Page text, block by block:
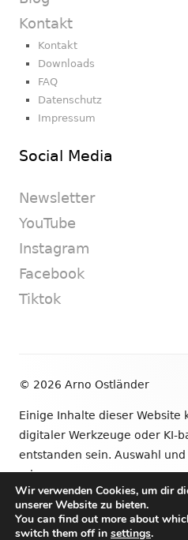
Kontakt
Kontakt
Downloads
FAQ
Datenschutz
Impressum
Social Media
Newsletter
YouTube
Instagram
Facebook
Tiktok
© 2026 Arno Ostländer
Einige Inhalte dieser Website
digitaler Werkzeuge oder KI-
entstanden sein. Auswahl
mir.
•VerwendetTiny Framework
Wir verwenden Cookies, um dir
unserer Website zu bieten.
You can find out more about
switch them off in settings.